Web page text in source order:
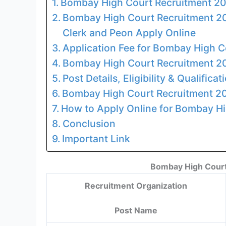
Bombay High Court Recruitment
Clerk and Peon Apply Online
Application Fee for Bombay High
Bombay High Court Recruitment
Post Details, Eligibility &
Bombay High Court Recruitment
How to Apply Online for Bombay
Conclusion
Important Link
Bombay High
Recruitment Organization
Post Name